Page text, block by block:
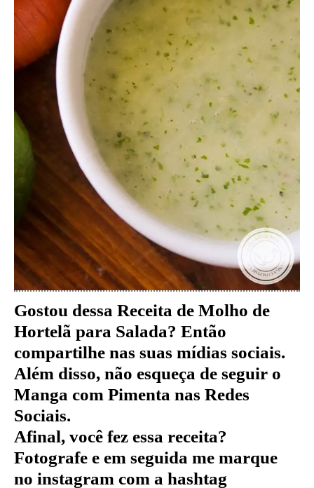
Gostou dessa Receita de Molho de
Hortelã para Salada? Então
compartilhe nas suas mídias sociais.
Além disso, não esqueça de seguir o
Manga com Pimenta nas Redes
Sociais.
Afinal, você fez essa receita?
Fotografe e em seguida me marque
no instagram com a hashtag